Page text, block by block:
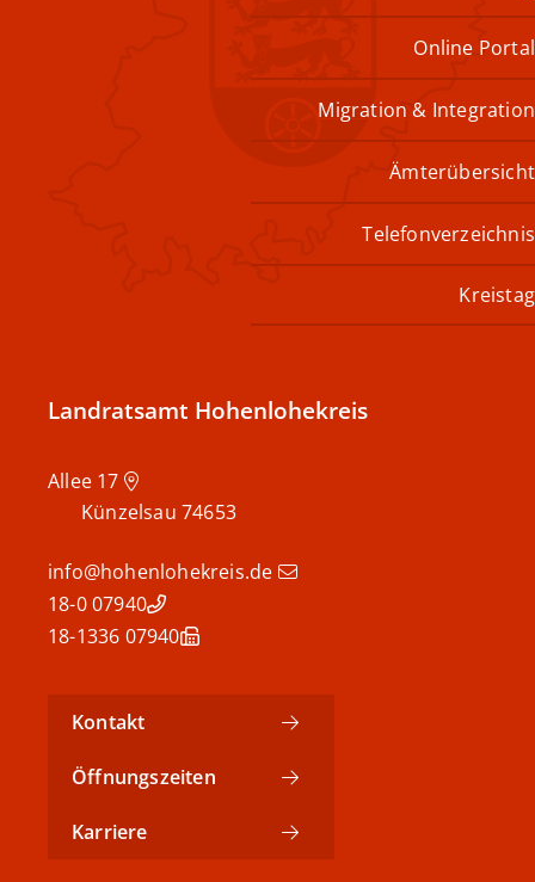
Online Portal
Migration & Integration
Ämterübersicht
Telefonverzeichnis
Kreistag
Landratsamt Hohenlohekreis
74653
Künzelsau
info@hohenlohekreis.de
07940 18-0
07940 18-1336
Kontakt
Öffnungszeiten
Karriere